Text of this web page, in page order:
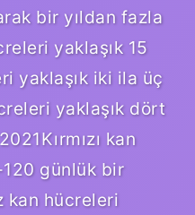
bir yıldan fazla
yaklaşık 15
yaklaşık iki ila üç
yaklaşık dört
kan
günlük bir
kan hücreleri